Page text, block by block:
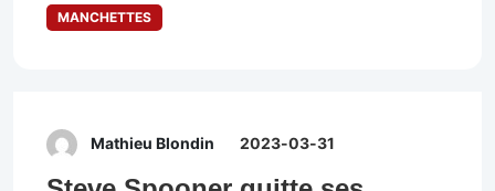
MANCHETTES
Mathieu Blondin 2023-03-31